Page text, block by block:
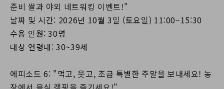
준비 쌀과 야외 네트워킹 이벤트!"
날짜 및 시간: 2026년 10월 3일 (토요일) 11:00–15:30
수용 인원: 30명
대상 연령대: 30~39세
에피소드 6: "먹고, 웃고, 조금 특별한 주말을 보내세요! 농